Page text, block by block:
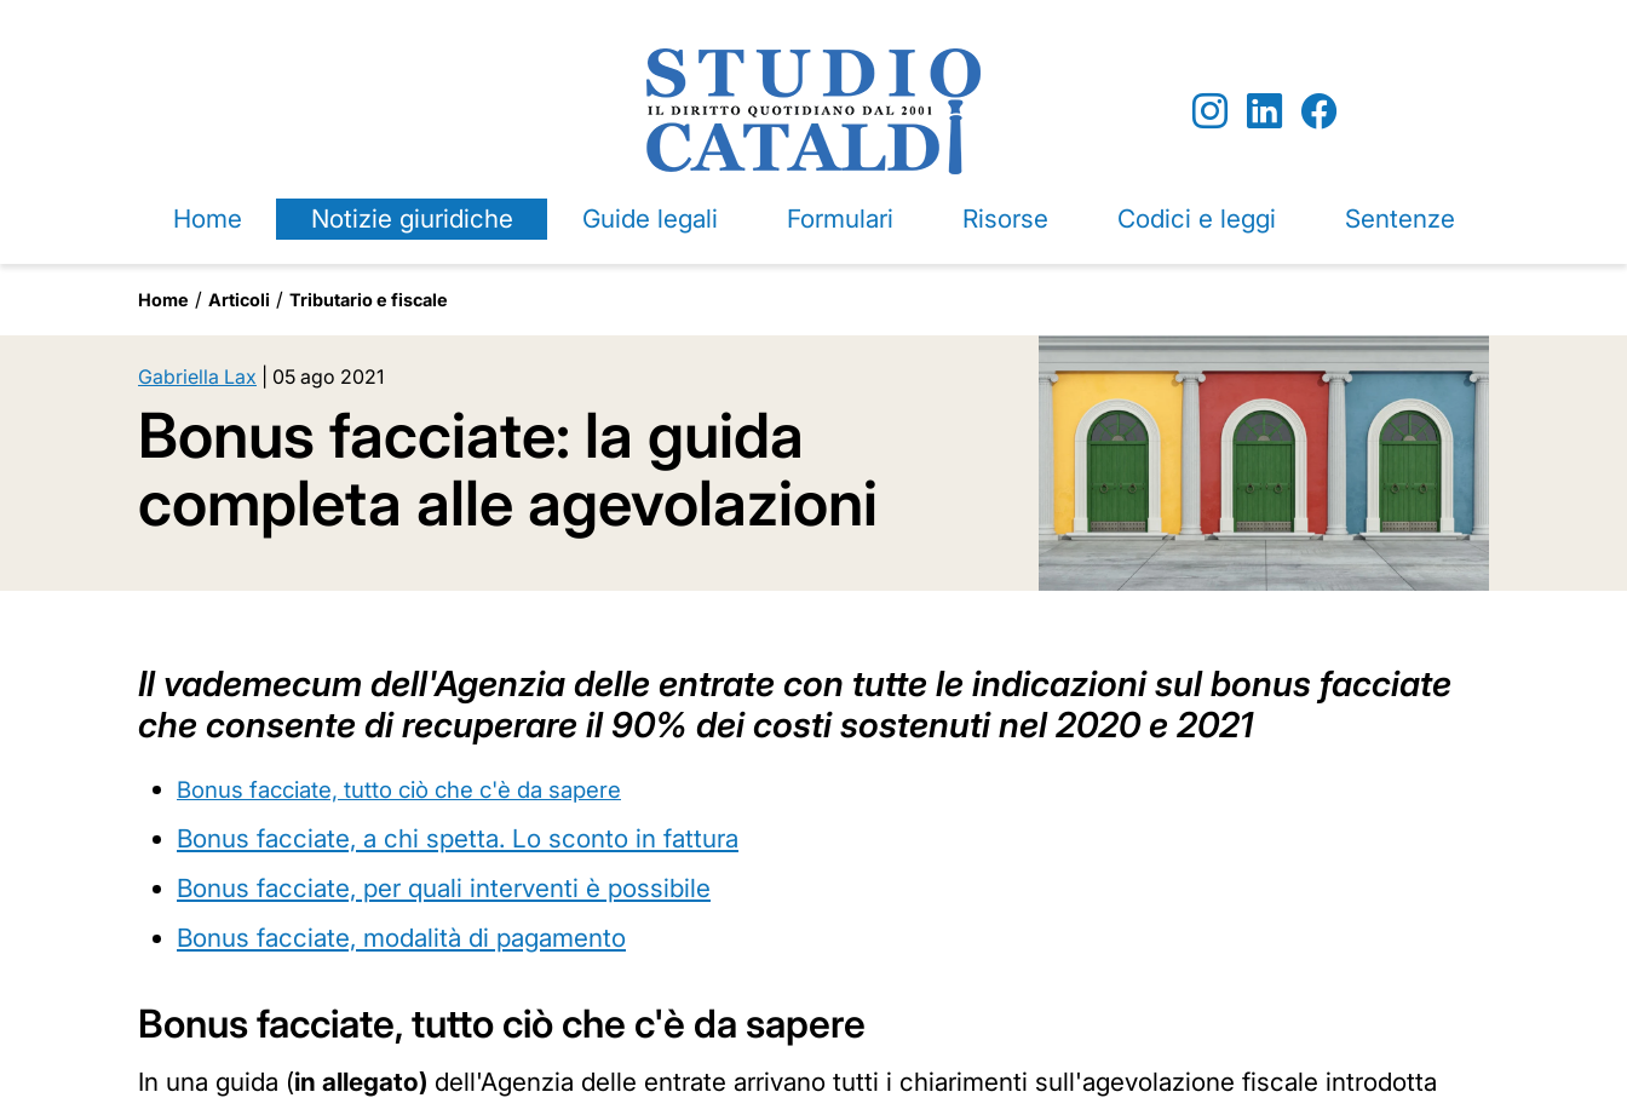
Home Notizie giuridiche Guide legali Formulari Risorse Codici e leggi Sentenze
Home Articoli Tributario e fiscale
Gabriella Lax 05 ago 2021
Bonus facciate: la guida
completa alle agevolazioni
Il vademecum dell'Agenzia delle entrate con tutte le indicazioni sul bonus facciate
che consente di recuperare il 90% dei costi sostenuti nel 2020 e 2021
Bonus facciate, tutto ciò che c'è da sapere
Bonus facciate, a chi spetta. Lo sconto in fattura
Bonus facciate, per quali interventi è possibile
Bonus facciate, modalità di pagamento
Bonus facciate, tutto ciò che c'è da sapere
In una guida (in allegato) dell'Agenzia delle entrate arrivano tutti i chiarimenti sull'agevolazione fiscale introdotta